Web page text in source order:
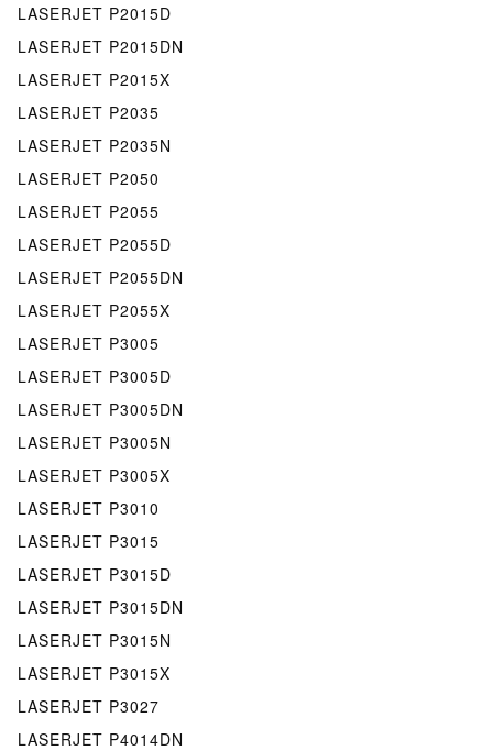
LASERJET P2015D
LASERJET P2015DN
LASERJET P2015X
LASERJET P2035
LASERJET P2035N
LASERJET P2050
LASERJET P2055
LASERJET P2055D
LASERJET P2055DN
LASERJET P2055X
LASERJET P3005
LASERJET P3005D
LASERJET P3005DN
LASERJET P3005N
LASERJET P3005X
LASERJET P3010
LASERJET P3015
LASERJET P3015D
LASERJET P3015DN
LASERJET P3015N
LASERJET P3015X
LASERJET P3027
LASERJET P4014DN